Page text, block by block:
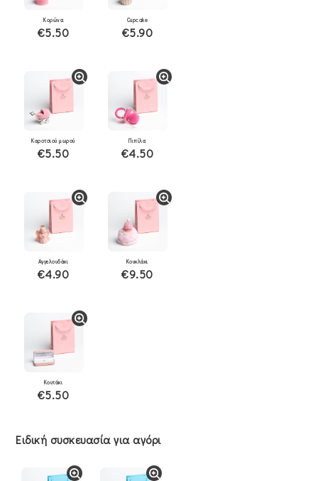
Κορώνα
€5.50
Cupcake
€5.90
Καροτσιού μωρού
€5.50
Πιπίλα
€4.50
Αγγελουδάκι
€4.90
Κουκλάκι
€9.50
Κουτάκι
€5.50
Ειδική συσκευασία για αγόρι